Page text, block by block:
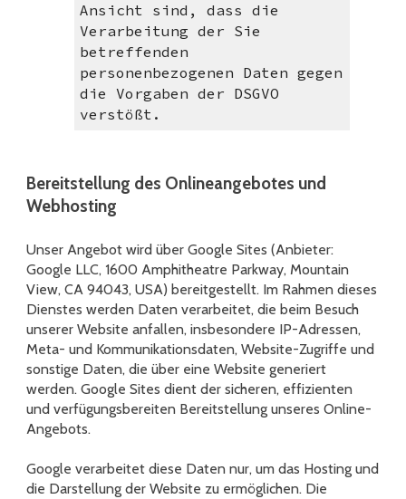
Ansicht sind, dass die
Verarbeitung der Sie
betreffenden
personenbezogenen Daten gegen
die Vorgaben der DSGVO
verstößt.
Bereitstellung des Onlineangebotes und
Webhosting
Unser Angebot wird über Google Sites (Anbieter:
Google LLC, 1600 Amphitheatre Parkway, Mountain
View, CA 94043, USA)bereitgestellt. Im Rahmen dieses
Dienstes werden Daten verarbeitet, die beim Besuch
unserer Website anfallen, insbesondere IP-Adressen,
Meta- und Kommunikationsdaten, Website-Zugriffe und
sonstige Daten, die über eine Website generiert
werden. Google Sites dient der sicheren, effizienten
und verfügungsbereiten Bereitstellung unseres Online-
Angebots.
Google verarbeitet diese Daten nur, um das Hosting und
die Darstellung der Website zu ermöglichen. Die